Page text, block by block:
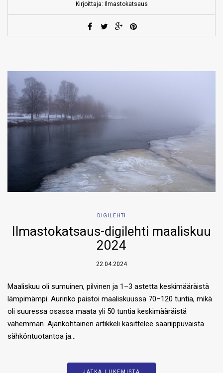
Kirjoittaja: Ilmastokatsaus
DIGILEHTI
Ilmastokatsaus-digilehti maaliskuu
2024
22.04.2024
Maaliskuu oli sumuinen, pilvinen ja 1–3 astetta keskimääräistä
lämpimämpi. Aurinko paistoi maaliskuussa 70–120 tuntia, mikä
oli suuressa osassa maata yli 50 tuntia keskimääräistä
vähemmän. Ajankohtainen artikkeli käsittelee sääriippuvaista
sähköntuotantoa ja…
JATKA LUKEMISTA